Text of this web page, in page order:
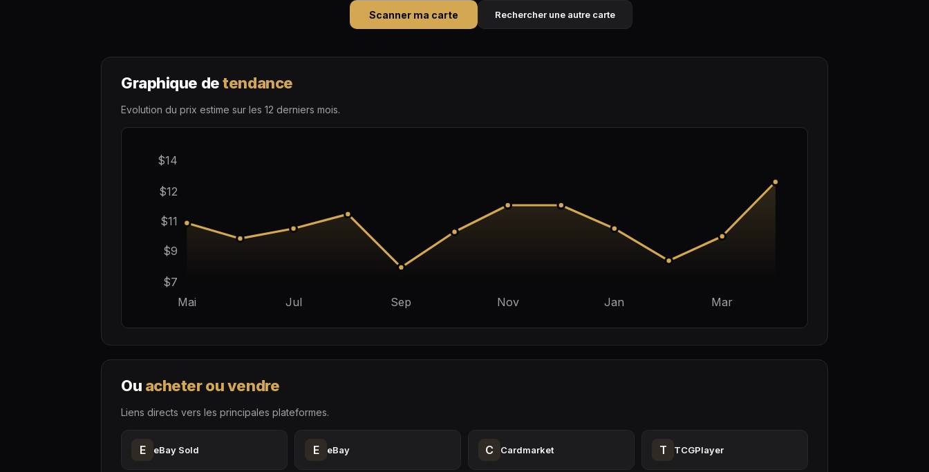
Scanner ma carte Rechercher une autre carte
Graphique detendance
Evolution du prix estime sur les 12 derniers mois.
$7
$9
$11
$12
$14
Mai Jul Sep Nov Jan Mar
Ou acheter ou vendre
Liens directs vers les principales plateformes.
E eBay Sold E eBay C Cardmarket T TCGPlayer